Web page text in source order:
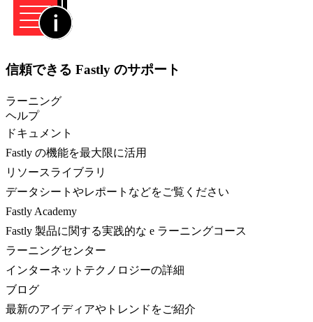
信頼できる Fastly のサポート
ラーニング
ヘルプ
ドキュメント
Fastly の機能を最大限に活用
リソースライブラリ
データシートやレポートなどをご覧ください
Fastly Academy
Fastly 製品に関する実践的な e ラーニングコース
ラーニングセンター
インターネットテクノロジーの詳細
ブログ
最新のアイディアやトレンドをご紹介